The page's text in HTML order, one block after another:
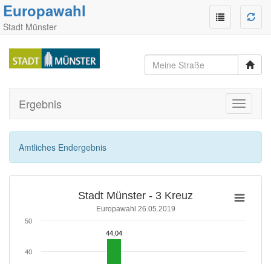
Europawahl
Stadt Münster
Toggle
Ergebnis
Amtliches Endergebnis
Stadt Münster - 3 Kreuz
Europawahl 26.05.2019
44,04
44,04
40
50